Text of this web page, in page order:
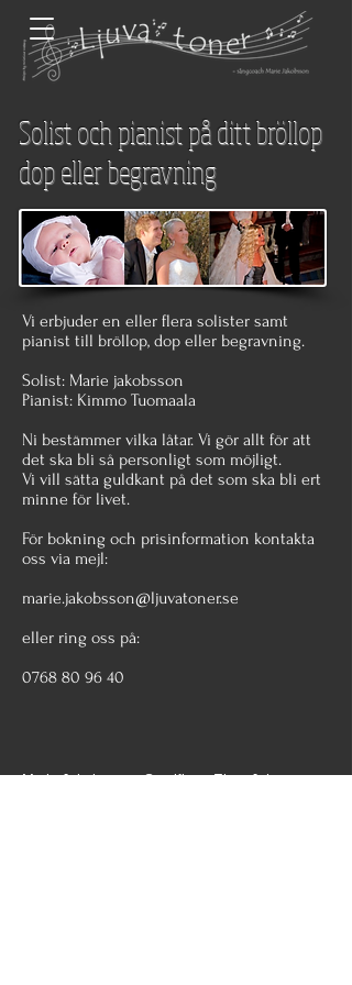
Solist och pianist på ditt bröllop
dop eller begravning
Vi erbjuder en eller flera solister samt
pianist till bröllop, dop eller begravning.
Solist: Marie jakobsson
Pianist: Kimmo Tuomaala
Ni bestämmer vilka låtar. Vi gör allt för att
det ska bli så personligt som möjligt.
Vi vill sätta guldkant på det som ska bli ert
minne för livet.
För bokning och prisinformation kontakta
oss via mejl:
marie.jakobsson@ljuvatoner.se
eller ring oss på:
0768 80 96 40
Marie Jakobsson - Sacrifice - Elton John